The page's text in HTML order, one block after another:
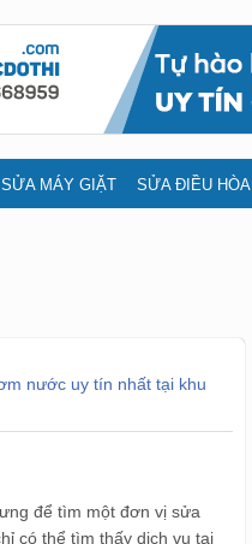
SỬA MÁY GIẶT SỬA ĐIỀU HÒA
nước uy tín nhất tại khu
để tìm một đơn vị sửa
có thể tìm thấy dịch vụ tại